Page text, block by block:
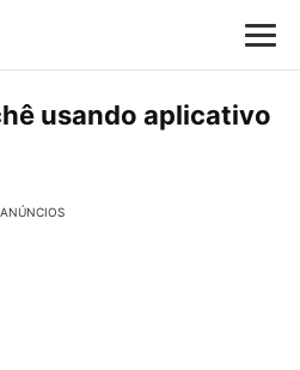
usando aplicativo
ANÚNCIOS